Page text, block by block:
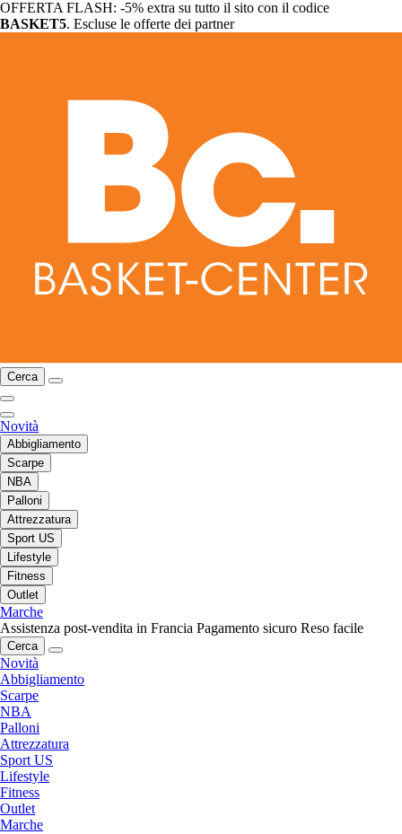
OFFERTA FLASH: -5% extra su tutto il sito con il codice
BASKET5. Escluse le offerte dei partner
Cerca
Novità
Abbigliamento
Scarpe
NBA
Palloni
Attrezzatura
Sport US
Lifestyle
Fitness
Outlet
Marche
Assistenza post-vendita in Francia Pagamento sicuro Reso facile
Cerca
Novità
Abbigliamento
Scarpe
NBA
Palloni
Attrezzatura
Sport US
Lifestyle
Fitness
Outlet
Marche